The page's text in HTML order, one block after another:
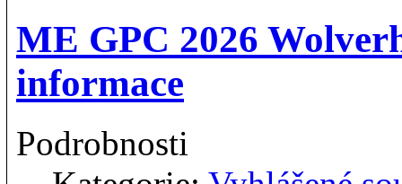
ME GPC 2026
informace
Podrobnosti